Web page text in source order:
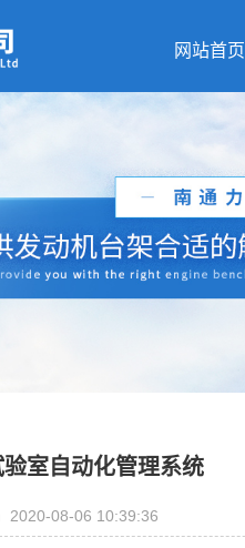
网站首页
验室自动化管理系统
2020-08-06 10:39:36